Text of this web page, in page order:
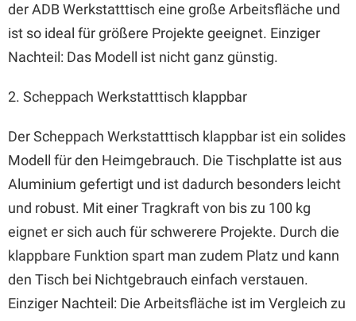
der ADB Werkstatttisch eine große Arbeitsfläche und
ist so ideal für größere Projekte geeignet. Einziger
Nachteil: Das Modell ist nicht ganz günstig.
2. Scheppach Werkstatttisch klappbar
Der Scheppach Werkstatttisch klappbar ist ein solides
Modell für den Heimgebrauch. Die Tischplatte ist aus
Aluminium gefertigt und ist dadurch besonders leicht
und robust. Mit einer Tragkraft von bis zu 100 kg
eignet er sich auch für schwerere Projekte. Durch die
klappbare Funktion spart man zudem Platz und kann
den Tisch bei Nichtgebrauch einfach verstauen.
Einziger Nachteil: Die Arbeitsfläche ist im Vergleich zu